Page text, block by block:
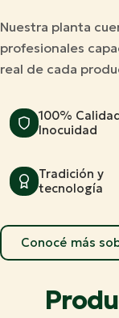
Nuestra planta
profesionales
real de cada
100%
Inocuidad
Tradición y
tecnología
Conocé más